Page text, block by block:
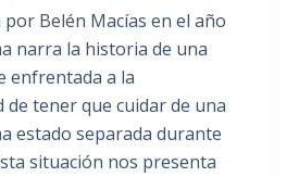
Belén Macías en el año
narra la historia de una
enfrentada a la
de tener que cuidar de una
estado separada durante
situación nos presenta